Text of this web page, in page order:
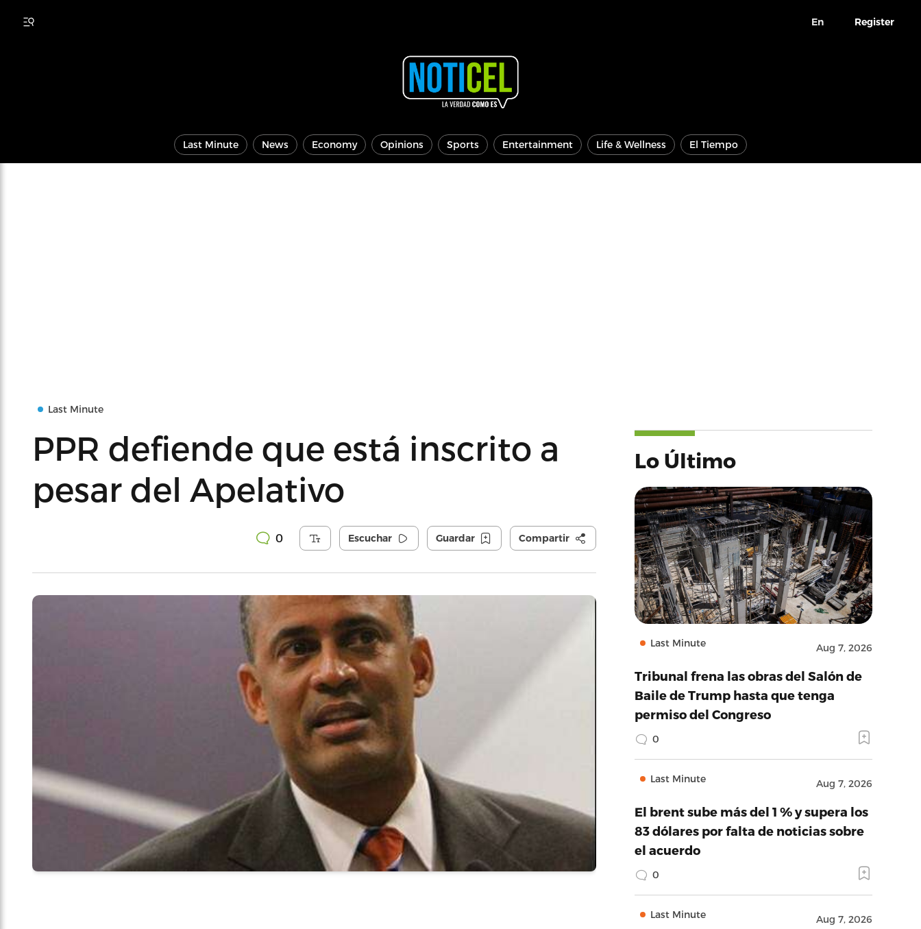
En Register
Last Minute News Economy Opinions Sports Entertainment Life & Wellness El Tiempo
Last Minute
PPR defiende que está inscrito a
pesar del Apelativo
0 Escuchar Guardar Compartir
Lo Último
Last Minute Aug 7, 2026
Tribunal frena las obras del Salón de
Baile de Trump hasta que tenga
permiso del Congreso
0
Last Minute Aug 7, 2026
El brent sube más del 1 % y supera los
83 dólares por falta de noticias sobre
el acuerdo
0
Last Minute Aug 7, 2026